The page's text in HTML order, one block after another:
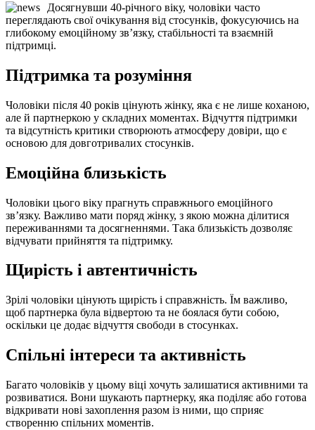
Досягнувши 40-річного віку, чоловіки часто
переглядають свої очікування від стосунків, фокусуючись на
глибокому емоційному зв’язку, стабільності та взаємній
підтримці.
Підтримка та розуміння
Чоловіки після 40 років цінують жінку, яка є не лише коханою,
але й партнеркою у складних моментах. Відчуття підтримки
та відсутність критики створюють атмосферу довіри, що є
основою для довготривалих стосунків.
Емоційна близькість
Чоловіки цього віку прагнуть справжнього емоційного
зв’язку. Важливо мати поряд жінку, з якою можна ділитися
переживаннями та досягненнями. Така близькість дозволяє
відчувати прийняття та підтримку.
Щирість і автентичність
Зрілі чоловіки цінують щирість і справжність. Їм важливо,
щоб партнерка була відвертою та не боялася бути собою,
оскільки це додає відчуття свободи в стосунках.
Спільні інтереси та активність
Багато чоловіків у цьому віці хочуть залишатися активними та
розвиватися. Вони шукають партнерку, яка поділяє або готова
відкривати нові захоплення разом із ними, що сприяє
створенню спільних моментів.